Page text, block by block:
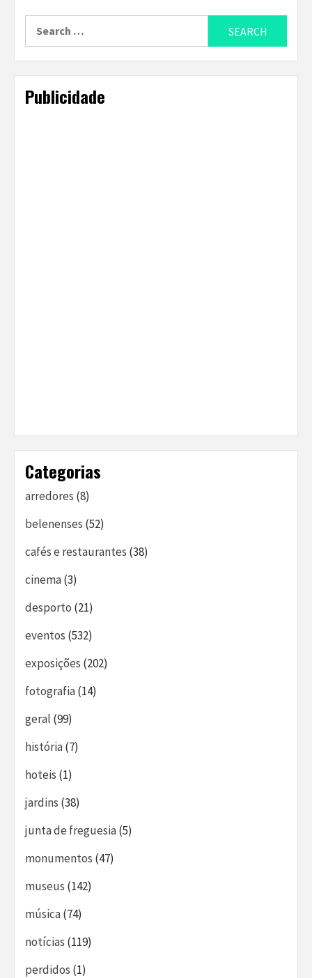
Publicidade
Categorias
arredores (8)
belenenses (52)
cafés e restaurantes (38)
cinema(3)
desporto (21)
eventos (532)
exposições (202)
fotografia(14)
geral (99)
história(7)
hoteis (1)
jardins (38)
junta de freguesia(5)
monumentos (47)
museus (142)
música(74)
notícias (119)
perdidos (1)